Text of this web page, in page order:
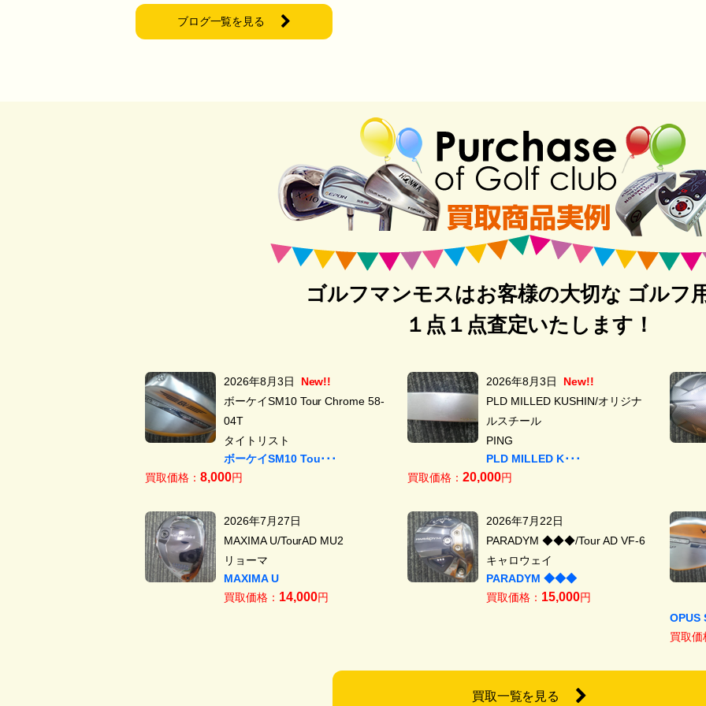
ブログ一覧を見る
ゴルフマンモスはお客様の大切な ゴルフ
１点１点査定いたします！
2026年8月3日
New!!
ボーケイSM10 Tour Chrome 58-
04T
タイトリスト
ボーケイSM10 Tou･･･
買取価格： 8,000円
2026年8月3日
New!!
PLD MILLED KUSHIN/オリジナ
ルスチール
PING
PLD MILLED K･･･
買取価格： 20,000円
2026年7月27日
MAXIMA U/TourAD MU2
リョーマ
MAXIMA U
買取価格： 14,000円
2026年7月22日
PARADYM ◆◆◆/Tour AD VF-6
キャロウェイ
PARADYM ◆◆◆
買取価格： 15,000円
OPUS
買取価
買取一覧を見る